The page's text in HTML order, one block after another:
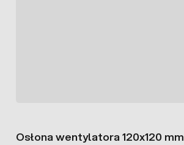
Osłona wentylatora 120x120 mm